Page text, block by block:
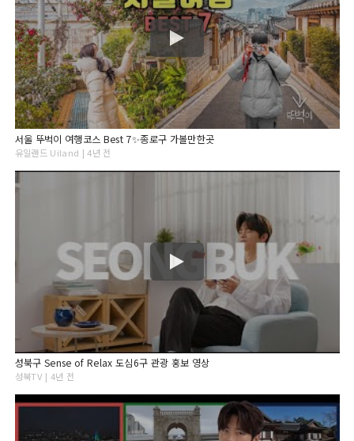
서울 뚜벅이 여행코스 Best 7✨종로구 가볼만한곳
유일랜드 Uiland | 4년 전
성북구 Sense of Relax 도심6구 관광 홍보 영상
성북TV | 4년 전